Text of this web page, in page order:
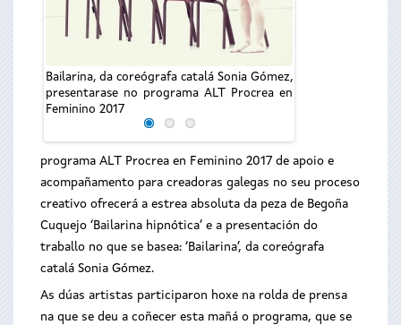
Bailarina, da coreógrafa catalá Sonia Gómez,
presentarase no programa ALT Procrea en
Feminino 2017
programa ALT Procrea en Feminino 2017 de apoio e
acompañamento para creadoras galegas no seu proceso
creativo ofrecerá a estrea absoluta da peza de Begoña
Cuquejo ‘Bailarina hipnótica’ e a presentación do
traballo no que se basea: ‘Bailarina’, da coreógrafa
catalá Sonia Gómez.
As dúas artistas participaron hoxe na rolda de prensa
na que se deu a coñecer esta mañá o programa, que se